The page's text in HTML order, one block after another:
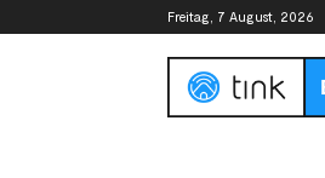
Freitag, 7 August, 2026